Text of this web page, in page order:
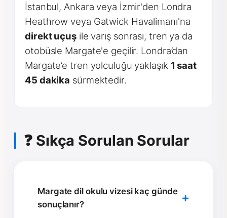
İstanbul, Ankara veya İzmir'den Londra
Heathrow veya Gatwick Havalimanı'na
direkt uçuşile varış sonrası, tren ya da
otobüsle Margate'e geçilir. Londra’dan
Margate’e tren yolculuğu yaklaşık 1 saat
45 dakika sürmektedir.
❓ Sıkça Sorulan Sorular
Margate dil okulu vizesi kaç günde
sonuçlanır?